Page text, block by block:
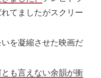
てましたがスクリー
を凝縮させた映画だ
も言えない余韻が衝